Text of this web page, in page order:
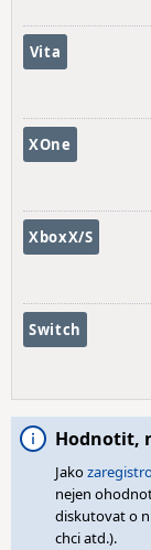
Vita
XOne
XboxX/S
Switch
Hodnotit,
Jako
nejen
diskutovat o
chci atd.).